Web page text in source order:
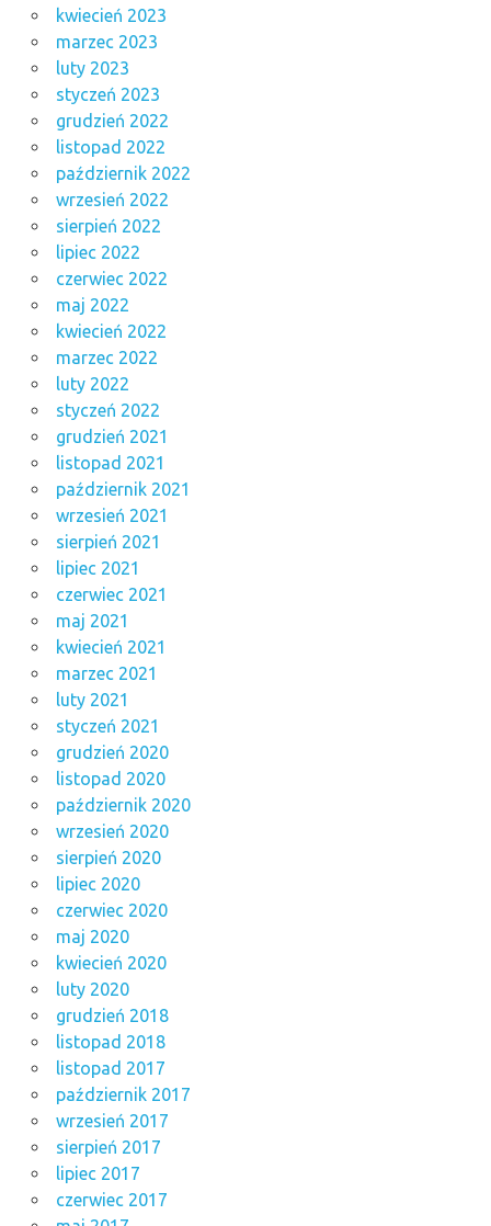
kwiecień 2023
marzec 2023
luty 2023
styczeń 2023
grudzień 2022
listopad 2022
październik 2022
wrzesień 2022
sierpień 2022
lipiec 2022
czerwiec 2022
maj 2022
kwiecień 2022
marzec 2022
luty 2022
styczeń 2022
grudzień 2021
listopad 2021
październik 2021
wrzesień 2021
sierpień 2021
lipiec 2021
czerwiec 2021
maj 2021
kwiecień 2021
marzec 2021
luty 2021
styczeń 2021
grudzień 2020
listopad 2020
październik 2020
wrzesień 2020
sierpień 2020
lipiec 2020
czerwiec 2020
maj 2020
kwiecień 2020
luty 2020
grudzień 2018
listopad 2018
listopad 2017
październik 2017
wrzesień 2017
sierpień 2017
lipiec 2017
czerwiec 2017